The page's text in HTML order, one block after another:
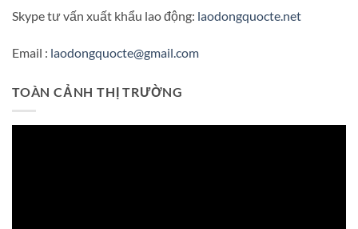
Skype tư vấn xuất khẩu lao động: laodongquocte.net
Email : laodongquocte@gmail.com
TOÀN CẢNH THỊ TRƯỜNG